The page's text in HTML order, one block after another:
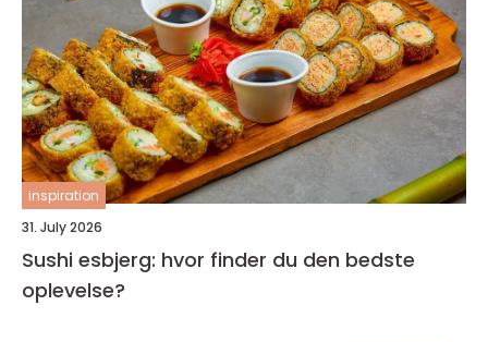
inspiration
31. July 2026
Sushi esbjerg: hvor finder du den bedste
oplevelse?